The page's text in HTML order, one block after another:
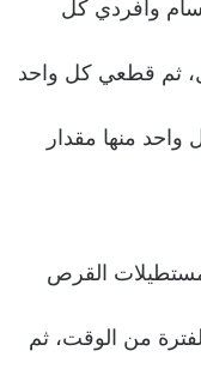
وافردي كل
ثم قطعي كل واحد
منها مقدار
القرص
لفترة من الوقت، ثم